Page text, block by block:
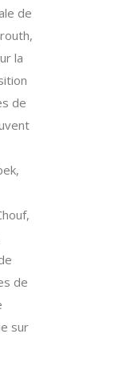
de
la
de
de
sur